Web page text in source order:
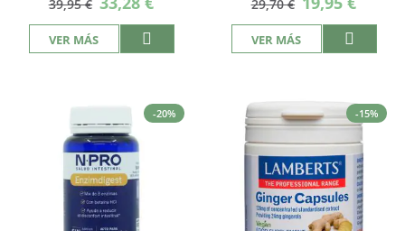
39,95 € especial
VER MÁS
29,70 € especial
VER MÁS
-20% -15%